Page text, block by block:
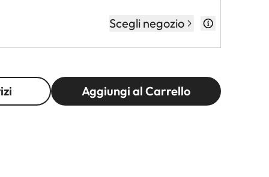
Scegli negozio
Aggiungi al Carrello